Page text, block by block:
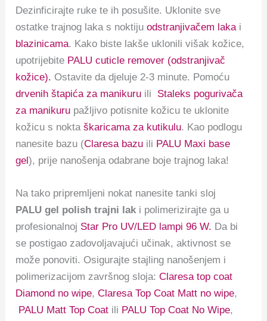
Dezinficirajte ruke te ih posušite. Uklonite sve
ostatke trajnog laka s noktijuodstranjivačem lakai
blazinicama. Kako biste lakše uklonili višak kožice,
upotrijebite PALU cuticle remover (odstranjivač
kožice). Ostavite da djeluje 2-3 minute. Pomoću
drvenih štapića za manikuru ili Staleks pogurivača
za manikuru pažljivo potisnite kožicu te uklonite
kožicu s noktaškaricama za kutikulu. Kao podlogu
nanesite bazu (Claresa bazu ili PALU Maxi base
gel), prije nanošenja odabrane boje trajnog laka!
Na tako pripremljeni nokat nanesite tanki sloj
PALU gel polish trajni lak i polimerizirajte ga u
profesionalnoj Star Pro UV/LED lampi 96 W. Da bi
se postigao zadovoljavajući učinak, aktivnost se
može ponoviti. Osigurajte stajling nanošenjem i
polimerizacijom završnog sloja:Claresa top coat
Diamond no wipe,Claresa Top Coat Matt no wipe,
PALU Matt Top Coat ili PALU Top Coat No Wipe,